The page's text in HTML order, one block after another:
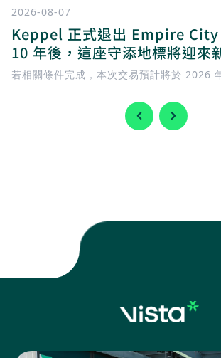
2026-08-07
Keppel 正式退出 Empire City
10 年後，這座守添地標將迎來
若相關條件完成，本次交易預計將於 2026